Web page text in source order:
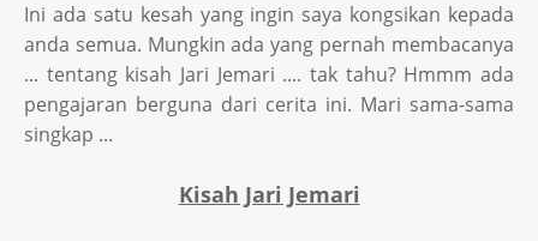
Ini ada satu kesah yang ingin saya kongsikan kepada
anda semua. Mungkin ada yang pernah membacanya
... tentang kisah Jari Jemari .... tak tahu? Hmmm ada
pengajaran berguna dari cerita ini. Mari sama-sama
singkap ...
Kisah Jari Jemari